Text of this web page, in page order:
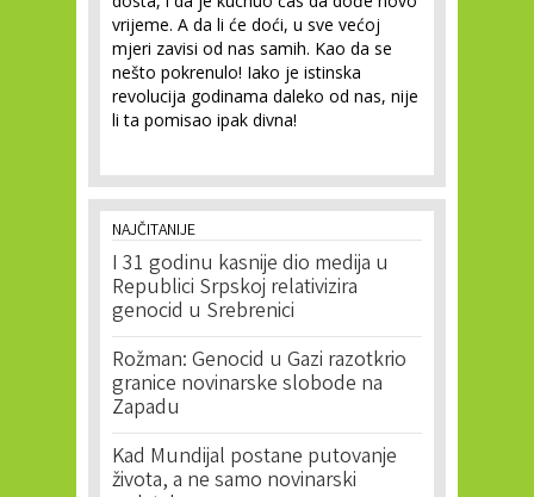
vrijeme. A da li će doći, u sve većoj
mjeri zavisi od nas samih. Kao da se
nešto pokrenulo! Iako je istinska
revolucija godinama daleko od nas, nije
li ta pomisao ipak divna!
NAJČITANIJE
I 31 godinu kasnije dio medija u
Republici Srpskoj relativizira
genocid u Srebrenici
Rožman: Genocid u Gazi razotkrio
granice novinarske slobode na
Zapadu
Kad Mundijal postane putovanje
života, a ne samo novinarski